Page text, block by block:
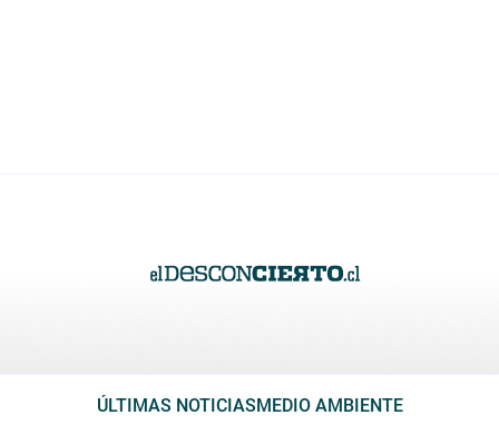
ÚLTIMAS NOTICIASMEDIO AMBIENTE